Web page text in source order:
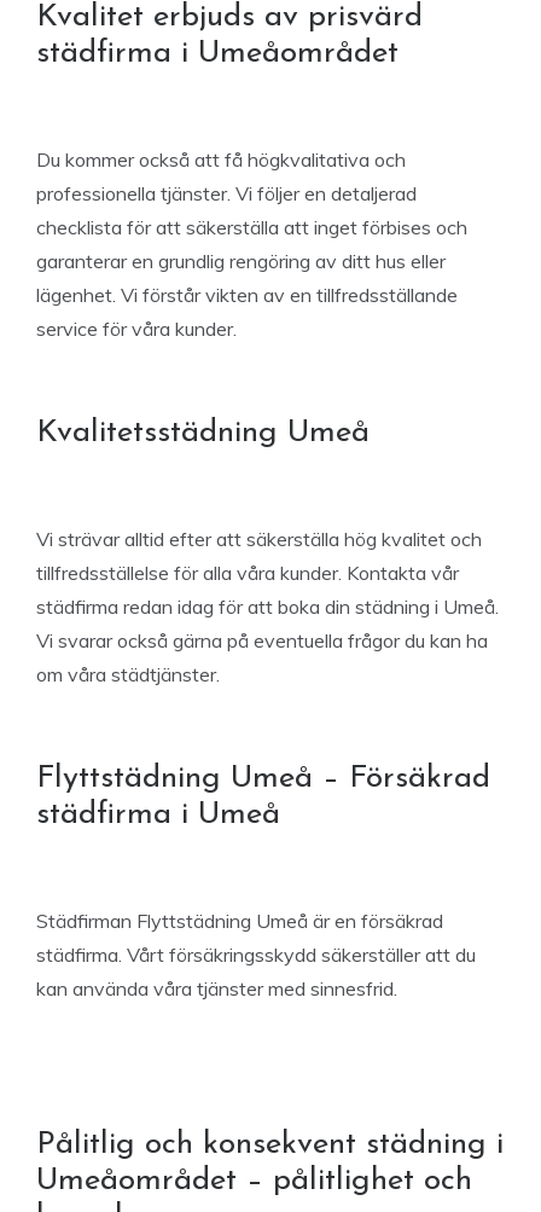
Kvalitet erbjuds av prisvärd
städfirma i Umeåområdet
Du kommer också att få högkvalitativa och
professionella tjänster. Vi följer en detaljerad
checklista för att säkerställa att inget förbises och
garanterar en grundlig rengöring av ditt hus eller
lägenhet. Vi förstår vikten av en tillfredsställande
service för våra kunder.
Kvalitetsstädning Umeå
Vi strävar alltid efter att säkerställa hög kvalitet och
tillfredsställelse för alla våra kunder. Kontakta vår
städfirma redan idag för att boka din städning i Umeå.
Vi svarar också gärna på eventuella frågor du kan ha
om våra städtjänster.
Flyttstädning Umeå – Försäkrad
städfirma i Umeå
Städfirman Flyttstädning Umeå är en försäkrad
städfirma. Vårt försäkringsskydd säkerställer att du
kan använda våra tjänster med sinnesfrid.
Pålitlig och konsekvent städning i
Umeåområdet – pålitlighet och